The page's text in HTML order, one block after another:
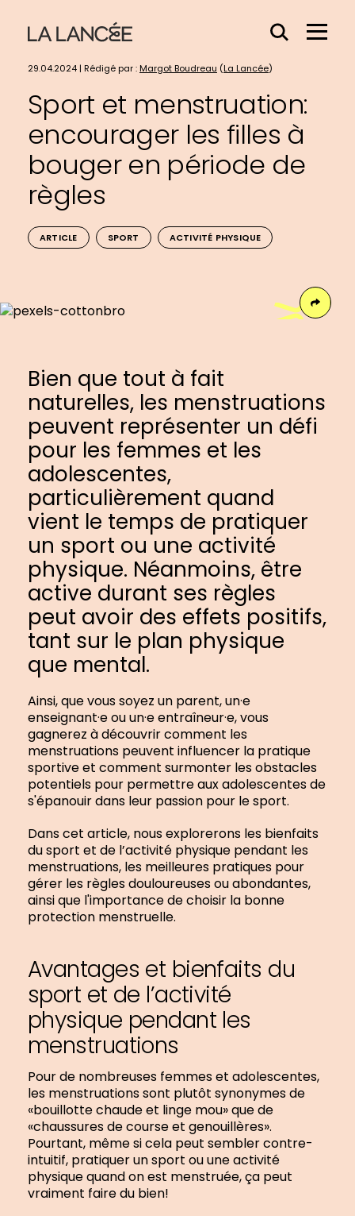
Effacer
contenu
champs
Menu
29.04.2024 | Rédigé par :Margot Boudreau (La Lancée)
Sport et menstruation:
encourager les filles à
bouger en période de
règles
ARTICLE SPORT ACTIVITÉ PHYSIQUE
Bien que tout à fait
naturelles, les menstruations
peuvent représenter un défi
pour les femmes et les
adolescentes,
particulièrement quand
vient le temps de pratiquer
un sport ou une activité
physique. Néanmoins, être
active durant ses règles
peut avoir des effets positifs,
tant sur le plan physique
que mental.
Ainsi, que vous soyez un parent, un·e
enseignant·e ou un·e entraîneur·e, vous
gagnerez à découvrir comment les
menstruations peuvent influencer la pratique
sportive et comment surmonter les obstacles
potentiels pour permettre aux adolescentes de
s'épanouir dans leur passion pour le sport.
Dans cet article, nous explorerons les bienfaits
du sport et de l’activité physique pendant les
menstruations, les meilleures pratiques pour
gérer les règles douloureuses ou abondantes,
ainsi que l'importance de choisir la bonne
protection menstruelle.
Avantages et bienfaits du
sport et de l’activité
physique pendant les
menstruations
Pour de nombreuses femmes et adolescentes,
les menstruations sont plutôt synonymes de
«bouillotte chaude et linge mou» que de
«chaussures de course et genouillères».
Pourtant, même si cela peut sembler contre-
intuitif, pratiquer un sport ou une activité
physique quand on est menstruée, ça peut
vraiment faire du bien!